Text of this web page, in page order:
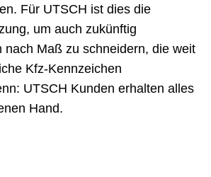
Für UTSCH ist dies die
um auch zukünftig
nach Maß zu schneidern, die weit
Kfz-Kennzeichen
UTSCH Kunden erhalten alles
Hand.